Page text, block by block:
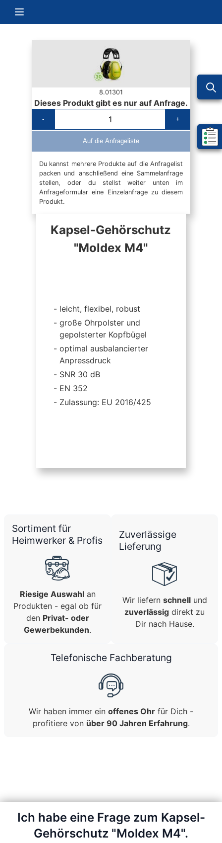
Navigation umschalten
Mein
8.01301
Dieses Produkt gibt es nur auf Anfrage.
- +
Auf die Anfrageliste
Du kannst mehrere Produkte auf die Anfragelist
packen und anschließend eine Sammelanfrage
stellen, oder du stellst weiter unten im
Anfrageformular eine Einzelanfrage zu diesem
Produkt.
Kapsel-Gehörschutz
"Moldex M4"
leicht, flexibel, robust
große Ohrpolster und
gepolsterter Kopfbügel
optimal ausbalancierter
Anpressdruck
SNR 30 dB
EN 352
Zulassung: EU 2016/425
Sortiment für
Heimwerker & Profis
Riesige Auswahlan
Produkten - egal ob für
den Privat- oder
Gewerbekunden.
Zuverlässige
Lieferung
Wir liefern schnellund
zuverlässig direkt zu
Dir nach Hause.
Telefonische Fachberatung
Wir haben immer ein offenes Ohr für Dich -
profitiere von über 90 Jahren Erfahrung.
Ich habe eine Frage zum Kapsel-
Gehörschutz "Moldex M4".